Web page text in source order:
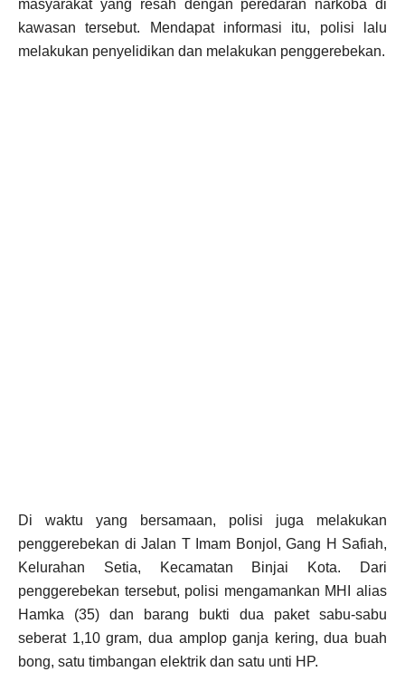
masyarakat yang resah dengan peredaran narkoba di
kawasan tersebut. Mendapat informasi itu, polisi lalu
melakukan penyelidikan dan melakukan penggerebekan.
Di waktu yang bersamaan, polisi juga melakukan
penggerebekan di Jalan T Imam Bonjol, Gang H Safiah,
Kelurahan Setia, Kecamatan Binjai Kota. Dari
penggerebekan tersebut, polisi mengamankan MHI alias
Hamka (35) dan barang bukti dua paket sabu-sabu
seberat 1,10 gram, dua amplop ganja kering, dua buah
bong, satu timbangan elektrik dan satu unti HP.